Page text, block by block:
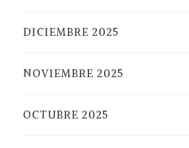
DICIEMBRE 2025
NOVIEMBRE 2025
OCTUBRE 2025